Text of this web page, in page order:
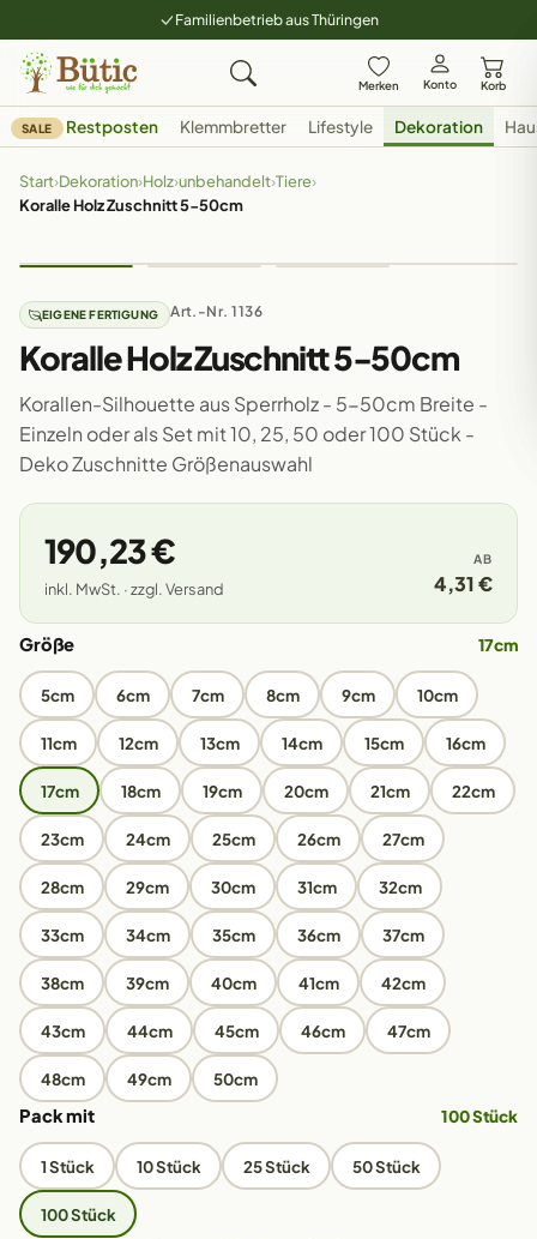
Familienbetrieb aus Thüringen
Merken Konto Korb
SALE Restposten Klemmbretter Lifestyle Dekoration
Start›Dekoration›Holz›unbehandelt›Tiere›
Koralle Holz Zuschnitt 5-50cm
EIGENE FERTIGUNG Art.-Nr. 1136
Koralle Holz Zuschnitt 5-50cm
Korallen-Silhouette aus Sperrholz - 5-50cm Breite -
Einzeln oder als Set mit 10, 25, 50 oder 100 Stück -
Deko Zuschnitte Größenauswahl
190,23 €
inkl. MwSt. · zzgl. Versand
AB
4,31 €
Größe 17cm
5cm 6cm 7cm 8cm 9cm 10cm
11cm 12cm 13cm 14cm 15cm 16cm
17cm 18cm 19cm 20cm 21cm 22cm
23cm 24cm 25cm 26cm 27cm
28cm 29cm 30cm 31cm 32cm
33cm 34cm 35cm 36cm 37cm
38cm 39cm 40cm 41cm 42cm
43cm 44cm 45cm 46cm 47cm
48cm 49cm 50cm
Pack mit 100 Stück
1 Stück 10 Stück 25 Stück 50 Stück
100 Stück